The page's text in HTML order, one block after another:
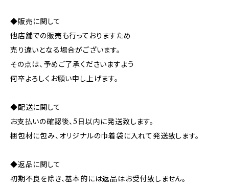
◆販売に関して
他店舗での販売も行っておりますため
売り違いとなる場合がございます。
その点は、予めご了承くださいますよう
何卒よろしくお願い申し上げます。
◆配送に関して
お支払いの確認後、5日以内に発送致します。
梱包材に包み、オリジナルの巾着袋に入れて発送致します。
◆返品に関して
初期不良を除き、基本的には返品はお受付致しません。